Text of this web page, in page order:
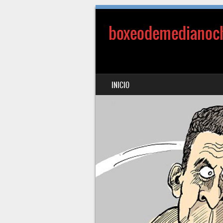
MENÚ
SALTAR AL CONTENIDO
INICIO